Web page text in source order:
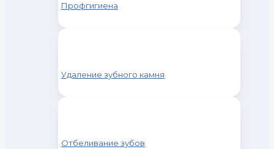
Профгигиена
Удаление зубного камня
Отбеливание зубов